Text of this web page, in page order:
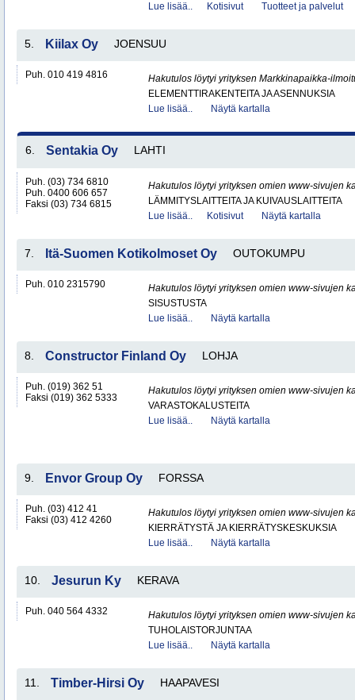
Lue lisää..
Kotisivut Tuotteet ja palvelut
5. Kiilax Oy JOENSUU
Puh. 010 419 4816
Hakutulos löytyi yrityksen Markkinapaikka-
ELEMENTTIRAKENTEITA JA ASENNUKSIA
Lue lisää..
Näytä kartalla
6. Sentakia Oy LAHTI
Puh. (03) 734 6810
Puh. 0400 606 657
Faksi (03) 734 6815
Hakutulos löytyi yrityksen omien www-sivujen
LÄMMITYSLAITTEITA JA KUIVAUSLAITTEITA
Lue lisää..
Kotisivut Näytä kartalla
7. Itä-Suomen Kotikolmoset Oy OUTOKUMPU
Puh. 010 2315790
Hakutulos löytyi yrityksen omien www-sivujen
SISUSTUSTA
Lue lisää..
Näytä kartalla
8. Constructor Finland Oy LOHJA
Puh. (019) 362 51
Faksi (019) 362 5333
Hakutulos löytyi yrityksen omien www-sivujen
VARASTOKALUSTEITA
Lue lisää..
Näytä kartalla
9. Envor Group Oy FORSSA
Puh. (03) 412 41
Faksi (03) 412 4260
Hakutulos löytyi yrityksen omien www-sivujen
KIERRÄTYSTÄ JA KIERRÄTYSKESKUKSIA
Lue lisää..
Näytä kartalla
10. Jesurun Ky KERAVA
Puh. 040 564 4332
Hakutulos löytyi yrityksen omien www-sivujen
TUHOLAISTORJUNTAA
Lue lisää..
Näytä kartalla
11. Timber-Hirsi Oy HAAPAVESI